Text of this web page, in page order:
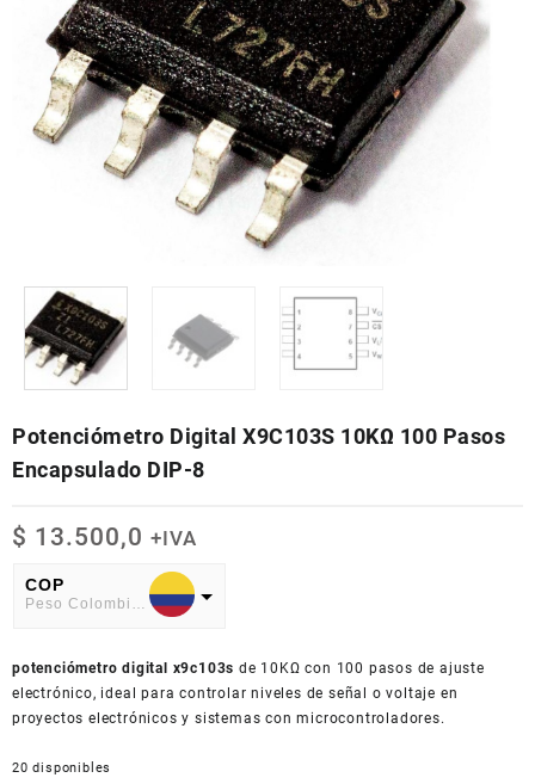
Potenciómetro Digital X9C103S 10KΩ 100 Pasos
Encapsulado DIP-8
$ 13.500,0 +IVA
COP
Peso Colombiano
American Dollar
potenciómetro digital x9c103s de 10KΩ con 100 pasos de ajuste
electrónico, ideal para controlar niveles de señal o voltaje en
proyectos electrónicos y sistemas con microcontroladores.
20 disponibles